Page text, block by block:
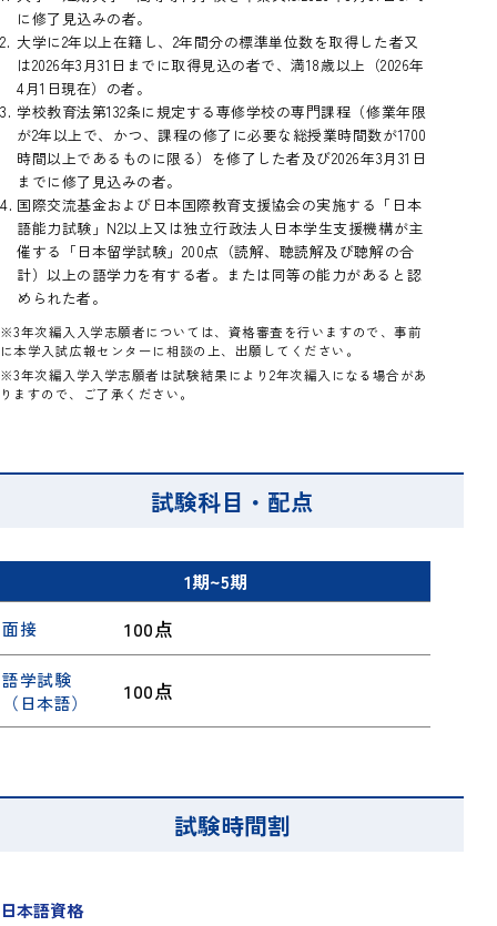
に修了見込みの者。
大学に2年以上在籍し、2年間分の標準単位数を取得した者又
は2026年3月31日までに取得見込の者で、満18歳以上（2026年
4月1日現在）の者。
学校教育法第132条に規定する専修学校の専門課程（修業年限
が2年以上で、かつ、課程の修了に必要な総授業時間数が1700
時間以上であるものに限る）を修了した者及び2026年3月31日
までに修了見込みの者。
国際交流基金および日本国際教育支援協会の実施する「日本
語能力試験」N2以上又は独立行政法人日本学生支援機構が主
催する「日本留学試験」200点（読解、聴読解及び聴解の合
計）以上の語学力を有する者。または同等の能力があると認
められた者。
※3年次編入入学志願者については、資格審査を行いますので、事前
に本学入試広報センターに相談の上、出願してください。
※3年次編入学入学志願者は試験結果により2年次編入になる場合があ
りますので、ご了承ください。
試験科目・配点
1期~5期
面接 100点
語学試験
（日本語）
100点
試験時間割
日本語資格